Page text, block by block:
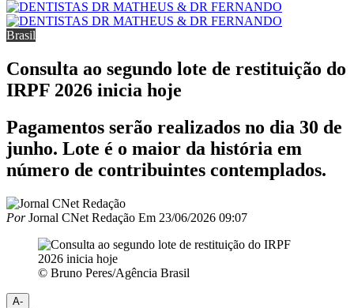
Brasil
Consulta ao segundo lote de restituição do
IRPF 2026 inicia hoje
Pagamentos serão realizados no dia 30 de
junho. Lote é o maior da história em
número de contribuintes contemplados.
PorJornal CNet Redação Em 23/06/2026 09:07
© Bruno Peres/Agência Brasil
A-